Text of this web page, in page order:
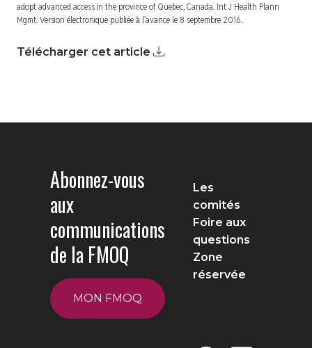
adopt advanced access in the province of Quebec, Canada. Int J Health Plann
Mgmt. Version électronique publiée à l’avance le 8 septembre 2016.
Télécharger cet article
Abonnez-vous
aux
communications
de la FMOQ
MON FMOQ
Les
comités
Foire aux
questions
Zone
réservée